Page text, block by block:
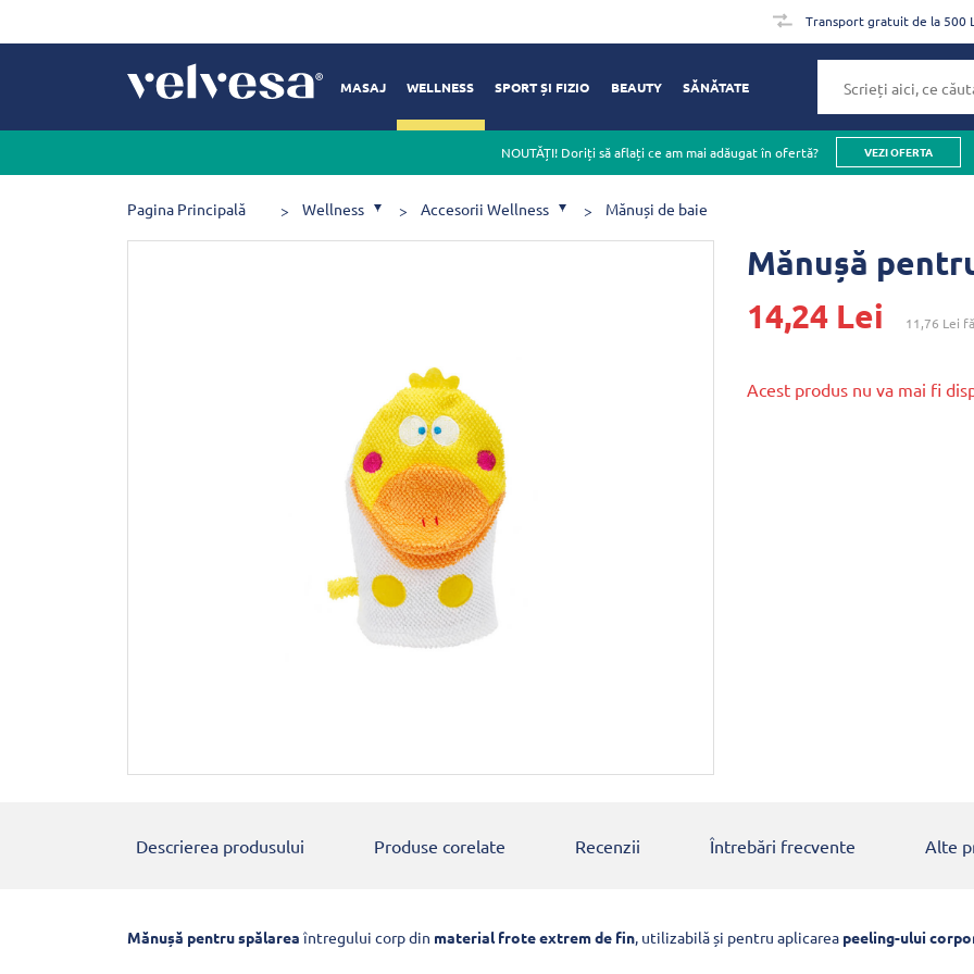
Transport gratuit de la 500
MASAJ WELLNESS SPORT ȘI FIZIO BEAUTY SĂNĂTATE
NOUTĂȚI! Doriți să aflați ce am mai adăugat în ofertă? VEZI OFERTA
Pagina Principală Wellness Accesorii Wellness Mănuși de baie
Mănușă
14,24 Lei
11,76 Lei
Acest produs nu va mai fi
Descrierea produsului Produse corelate Recenzii Întrebări frecvente Alte
Mănușă pentru spălarea întregului corp din material frote extrem de fin, utilizabilă și pentru aplicarea peeling-ului